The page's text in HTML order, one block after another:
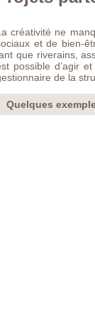
créativité ne
et de bien-
que riverains,
possible d’agir
de la
Quelques